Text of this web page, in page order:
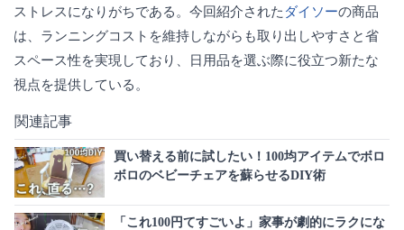
ストレスになりがちである。今回紹介されたダイソーの商品
は、ランニングコストを維持しながらも取り出しやすさと省
スペース性を実現しており、日用品を選ぶ際に役立つ新たな
視点を提供している。
関連記事
買い替える前に試したい！100均アイテムでボロ
ボロのベビーチェアを蘇らせるDIY術
「これ100円てすごいよ」家事が劇的にラクにな